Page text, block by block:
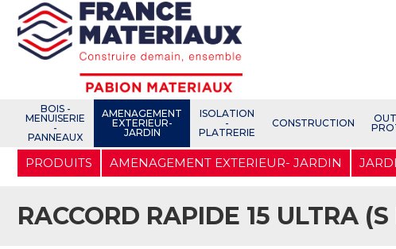
Aller
contenu
BOIS -
MENUISERIE
-
PANNEAUX
AMENAGEMENT
EXTERIEUR-
JARDIN
ISOLATION
-
PLATRERIE
CONSTRUCTION
PRODUITS AMENAGEMENT EXTERIEUR- JARDIN
RACCORD RAPIDE 15 ULTRA (S